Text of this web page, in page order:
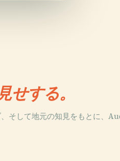
せする。
そして地元の知見をもとに、